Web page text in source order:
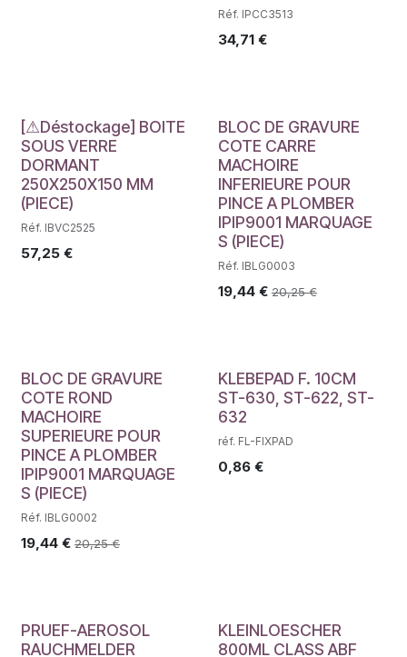
Réf. IPCC3513
34,71€
Déstockage
[⚠Déstockage] BOITE
SOUS VERRE
DORMANT
250X250X150 MM
(PIECE)
Réf. IBVC2525
57,25 €
BLOC DE GRAVURE
COTE CARRE
MACHOIRE
INFERIEURE POUR
PINCE A PLOMBER
IPIP9001 MARQUAGE
S (PIECE)
Réf. IBLG0003
19,44€ 20,25€
BLOC DE GRAVURE
COTE ROND
MACHOIRE
SUPERIEURE POUR
PINCE A PLOMBER
IPIP9001 MARQUAGE
S (PIECE)
Réf. IBLG0002
19,44 € 20,25€
KLEBEPAD F. 10CM
ST-630, ST-622, ST-
632
réf. FL-FIXPAD
0,86€
PRUEF-AEROSOL
RAUCHMELDER
KLEINLOESCHER
800ML CLASS ABF